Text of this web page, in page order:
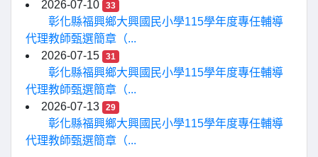
2026-07-10
33
彰化縣福興鄉大興國民小學115學年度專任輔導
代理教師甄選簡章（...
2026-07-15
31
彰化縣福興鄉大興國民小學115學年度專任輔導
代理教師甄選簡章（...
2026-07-13
29
彰化縣福興鄉大興國民小學115學年度專任輔導
代理教師甄選簡章（...